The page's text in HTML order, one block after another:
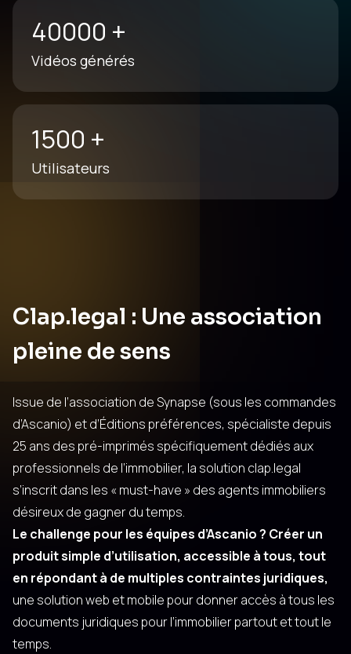
40000 +
Vidéos générés
1500 +
Utilisateurs
Clap.legal : Une association
pleine de sens
Issue de l’association de Synapse (sous les commandes
d’Ascanio) et d’Éditions préférences, spécialiste depuis
25 ans des pré-imprimés spécifiquement dédiés aux
professionnels de l’immobilier, la solution clap.legal
s’inscrit dans les « must-have » des agents immobiliers
désireux de gagner du temps.
Le challenge pour les équipes d’Ascanio ? Créer un
produit simple d’utilisation, accessible à tous, tout
en répondant à de multiples contraintes juridiques,
une solution web et mobile pour donner accès à tous les
documents juridiques pour l’immobilier partout et tout le
temps.